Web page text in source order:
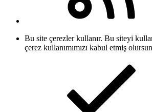
Bu site çerezler kullanır. Bu siteyi
çerez kullanımımızı kabul etmiş